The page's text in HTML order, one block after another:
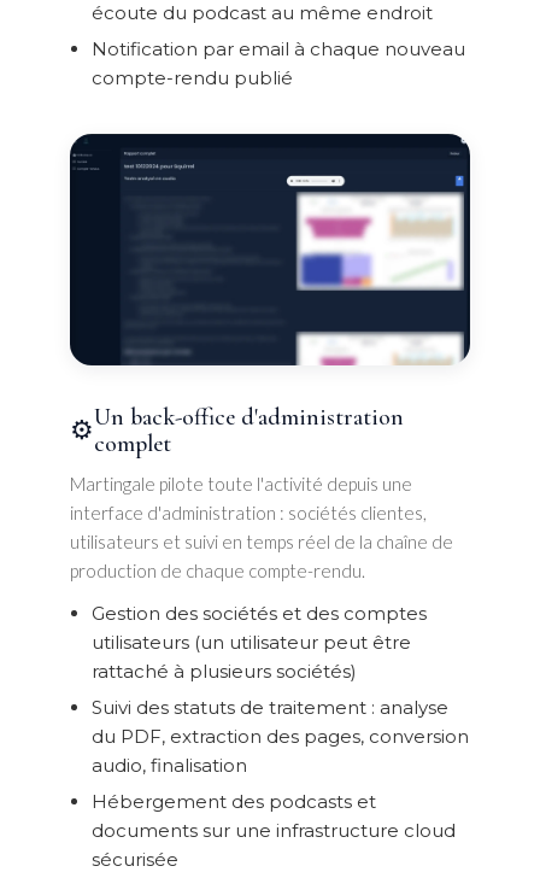
écoute du podcast au même endroit
Notification par email à chaque nouveau
compte-rendu publié
⚙️Un back-office d'administration
complet
Martingale pilote toute l'activité depuis une
interface d'administration : sociétés clientes,
utilisateurs et suivi en temps réel de la chaîne de
production de chaque compte-rendu.
Gestion des sociétés et des comptes
utilisateurs (un utilisateur peut être
rattaché à plusieurs sociétés)
Suivi des statuts de traitement : analyse
du PDF, extraction des pages, conversion
audio, finalisation
Hébergement des podcasts et
documents sur une infrastructure cloud
sécurisée